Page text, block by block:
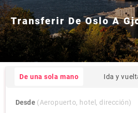
Transferir De Oslo A
De una sola mano Ida y
Desde (Aeropuerto, hotel, dirección)